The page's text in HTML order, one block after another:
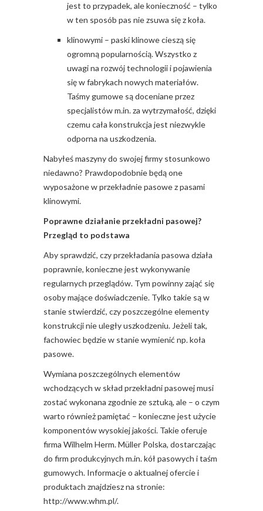
jest to przypadek, ale konieczność – tylko
w ten sposób pas nie zsuwa się z koła.
klinowymi – paski klinowe cieszą się
ogromną popularnością. Wszystko z
uwagi na rozwój technologii i pojawienia
się w fabrykach nowych materiałów.
Taśmy gumowe są doceniane przez
specjalistów m.in. za wytrzymałość, dzięki
czemu cała konstrukcja jest niezwykle
odporna na uszkodzenia.
Nabyłeś maszyny do swojej firmy stosunkowo
niedawno? Prawdopodobnie będą one
wyposażone w przekładnie pasowe z pasami
klinowymi.
Poprawne działanie przekładni pasowej?
Przegląd to podstawa
Aby sprawdzić, czy przekładania pasowa działa
poprawnie, konieczne jest wykonywanie
regularnych przeglądów. Tym powinny zająć się
osoby mające doświadczenie. Tylko takie są w
stanie stwierdzić, czy poszczególne elementy
konstrukcji nie uległy uszkodzeniu. Jeżeli tak,
fachowiec będzie w stanie wymienić np. koła
pasowe.
Wymiana poszczególnych elementów
wchodzących w skład przekładni pasowej musi
zostać wykonana zgodnie ze sztuką, ale – o czym
warto również pamiętać – konieczne jest użycie
komponentów wysokiej jakości. Takie oferuje
firma Wilhelm Herm. Müller Polska, dostarczając
do firm produkcyjnych m.in. kół pasowych i taśm
gumowych. Informacje o aktualnej ofercie i
produktach znajdziesz na stronie:
http://www.whm.pl/.